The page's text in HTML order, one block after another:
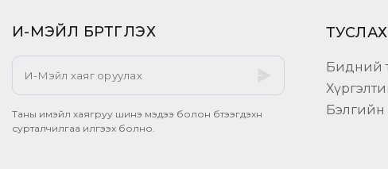
И-МЭЙЛ БҮРТГҮҮЛЭХ​
Таны имэйл хаягруу шинэ мэдээ болон бүтээгдэхүүн
сурталчилгаа илгээх болно.
Бидний
Бэлгийн